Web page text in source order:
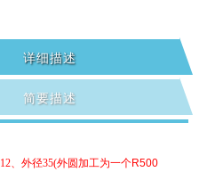
详细描述
简要描述
12、外径35(外圆加工为一个R500